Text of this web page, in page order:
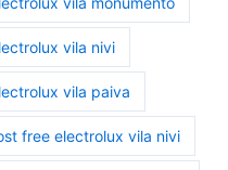
vila nivi
vila paiva
free electrolux vila nivi